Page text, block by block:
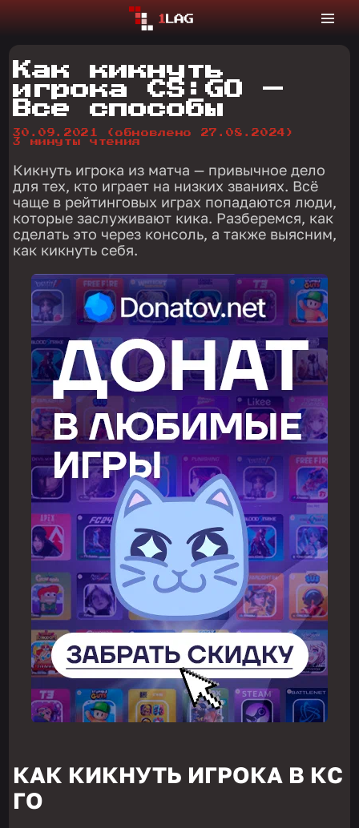
Как кикнуть
игрока CS:GO —
Все способы
30.09.2021
(обновлено 27.08.2024)
3 минуты чтения
Кикнуть игрока из матча — привычное дело
для тех, кто играет на низких званиях. Всё
чаще в рейтинговых играх попадаются люди,
которые заслуживают кика. Разберемся, как
сделать это через консоль, а также выясним,
как кикнуть себя.
КАК КИКНУТЬ ИГРОКА В КС
ГО